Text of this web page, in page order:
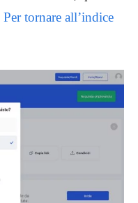
Per tornare all’indice